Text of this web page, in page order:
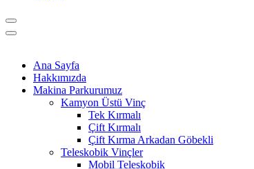
Ana Sayfa
Hakkımızda
Makina Parkurumuz
Kamyon Üstü Vinç
Tek Kırmalı
Çift Kırmalı
Çift Kırma Arkadan Göbekli
Teleskobik Vinçler
Mobil Teleskobik